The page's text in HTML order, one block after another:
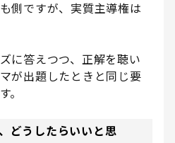
側ですが、実質主導権は
に答えつつ、正解を聴い
が出題したときと同じ要
。
どうしたらいいと思